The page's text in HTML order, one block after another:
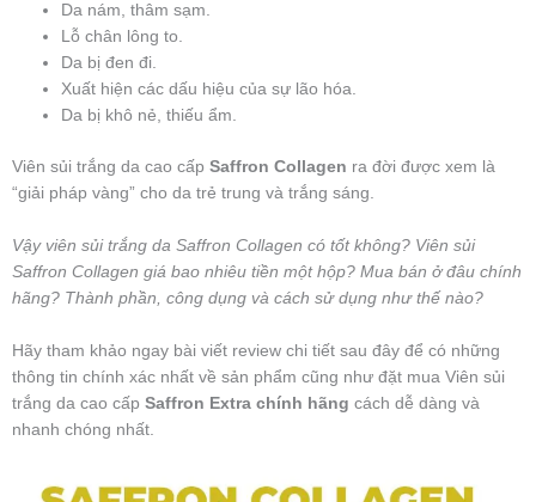
Da nám, thâm sạm.
Lỗ chân lông to.
Da bị đen đi.
Xuất hiện các dấu hiệu của sự lão hóa.
Da bị khô nẻ, thiếu ẩm.
Viên sủi trắng da cao cấp Saffron Collagen ra đời được xem là
“giải pháp vàng” cho da trẻ trung và trắng sáng.
Vậy viên sủi trắng da Saffron Collagen có tốt không? Viên sủi
Saffron Collagen giá bao nhiêu tiền một hộp? Mua bán ở đâu chính
hãng? Thành phần, công dụng và cách sử dụng như thế nào?
Hãy tham khảo ngay bài viết review chi tiết sau đây để có những
thông tin chính xác nhất về sản phẩm cũng như đặt mua Viên sủi
trắng da cao cấp Saffron Extra chính hãng cách dễ dàng và
nhanh chóng nhất.